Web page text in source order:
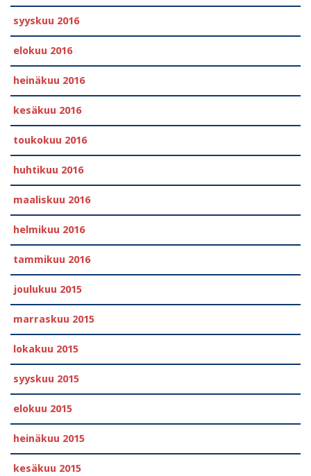
syyskuu 2016
elokuu 2016
heinäkuu 2016
kesäkuu 2016
toukokuu 2016
huhtikuu 2016
maaliskuu 2016
helmikuu 2016
tammikuu 2016
joulukuu 2015
marraskuu 2015
lokakuu 2015
syyskuu 2015
elokuu 2015
heinäkuu 2015
kesäkuu 2015